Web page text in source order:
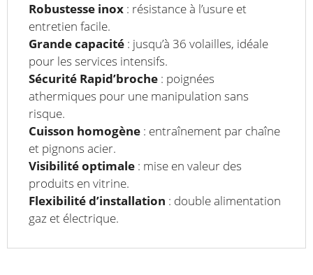
Robustesse inox : résistance à l’usure et
entretien facile.
Grande capacité : jusqu’à 36 volailles, idéale
pour les services intensifs.
Sécurité Rapid’broche : poignées
athermiques pour une manipulation sans
risque.
Cuisson homogène : entraînement par chaîne
et pignons acier.
Visibilité optimale : mise en valeur des
produits en vitrine.
Flexibilité d’installation : double alimentation
gaz et électrique.